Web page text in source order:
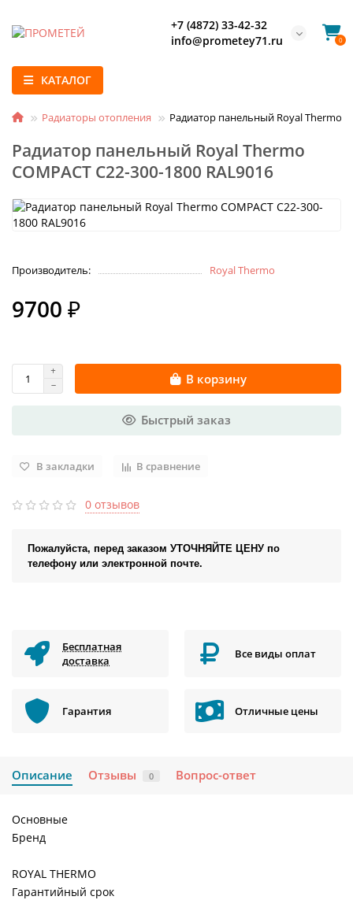
+7 (4872) 33-42-32
info@prometey71.ru
0
КАТАЛОГ
Радиаторы отопления Радиатор панельный Royal Thermo
Радиатор панельный Royal Thermo
COMPACT C22-300-1800 RAL9016
Производитель: Royal Thermo
9700 ₽
В корзину
Быстрый заказ
В закладки В сравнение
0 отзывов
Пожалуйста, перед заказом УТОЧНЯЙТЕ ЦЕНУ по
телефону или электронной почте.
Бесплатная
доставка
Все виды оплат
Гарантия Отличные цены
Описание Отзывы 0 Вопрос-ответ
Основные
Бренд
ROYAL THERMO
Гарантийный срок